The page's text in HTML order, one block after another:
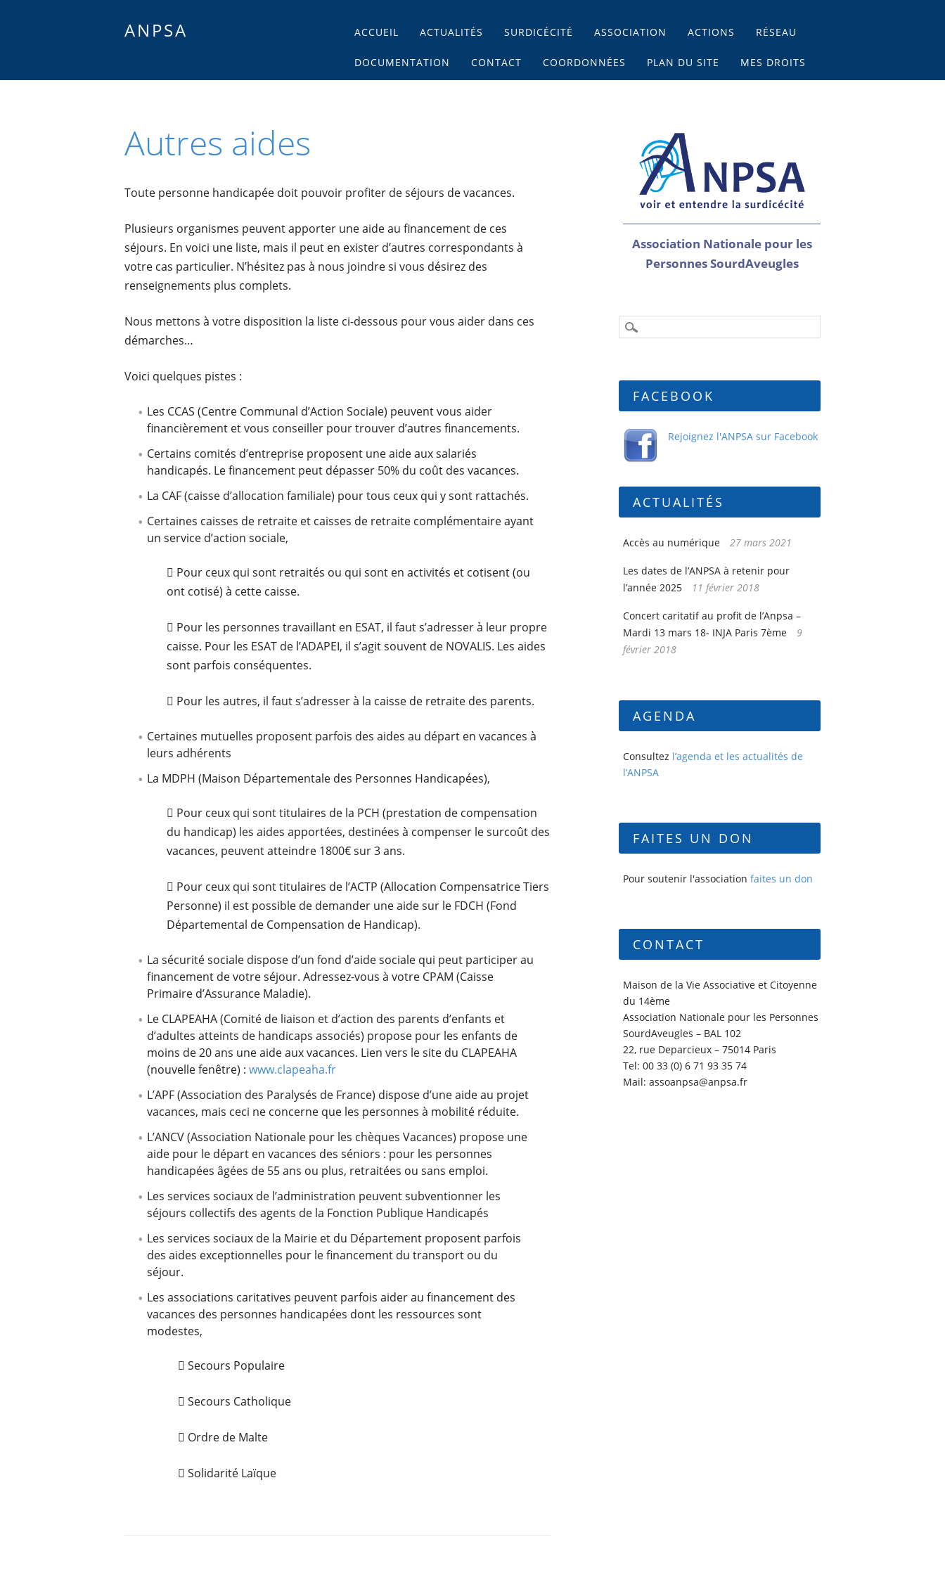
ANPSA Main menu
Skip
content
ACCUEIL ACTUALITÉS SURDICÉCITÉ ASSOCIATION ACTIONS RÉSEAU
DOCUMENTATION CONTACT COORDONNÉES PLAN DU SITE MES DROITS
Autres aides
Toute personne handicapée doit pouvoir profiter de séjours de vacances.
Plusieurs organismes peuvent apporter une aide au financement de ces
séjours. En voici une liste, mais il peut en exister d’autres correspondants à
votre cas particulier. N’hésitez pas à nous joindre si vous désirez des
renseignements plus complets.
Nous mettons à votre disposition la liste ci-dessous pour vous aider dans ces
démarches…
Voici quelques pistes :
Les CCAS (Centre Communal d’Action Sociale) peuvent vous aider
financièrement et vous conseiller pour trouver d’autres financements.
Certains comités d’entreprise proposent une aide aux salariés
handicapés. Le financement peut dépasser 50% du coût des vacances.
La CAF (caisse d’allocation familiale) pour tous ceux qui y sont rattachés.
Certaines caisses de retraite et caisses de retraite complémentaire ayant
un service d’action sociale,
 Pour ceux qui sont retraités ou qui sont en activités et cotisent (ou
ont cotisé) à cette caisse.
 Pour les personnes travaillant en ESAT, il faut s’adresser à leur propre
caisse. Pour les ESAT de l’ADAPEI, il s’agit souvent de NOVALIS. Les aides
sont parfois conséquentes.
 Pour les autres, il faut s’adresser à la caisse de retraite des parents.
Certaines mutuelles proposent parfois des aides au départ en vacances à
leurs adhérents
La MDPH (Maison Départementale des Personnes Handicapées),
 Pour ceux qui sont titulaires de la PCH (prestation de compensation
du handicap) les aides apportées, destinées à compenser le surcoût des
vacances, peuvent atteindre 1800€ sur 3 ans.
 Pour ceux qui sont titulaires de l’ACTP (Allocation Compensatrice Tiers
Personne) il est possible de demander une aide sur le FDCH (Fond
Départemental de Compensation de Handicap).
La sécurité sociale dispose d’un fond d’aide sociale qui peut participer au
financement de votre séjour. Adressez-vous à votre CPAM (Caisse
Primaire d’Assurance Maladie).
Le CLAPEAHA (Comité de liaison et d’action des parents d’enfants et
d’adultes atteints de handicaps associés) propose pour les enfants de
moins de 20 ans une aide aux vacances. Lien vers le site du CLAPEAHA
(nouvelle fenêtre) : www.clapeaha.fr
L’APF (Association des Paralysés de France) dispose d’une aide au projet
vacances, mais ceci ne concerne que les personnes à mobilité réduite.
L’ANCV (Association Nationale pour les chèques Vacances) propose une
aide pour le départ en vacances des séniors : pour les personnes
handicapées âgées de 55 ans ou plus, retraitées ou sans emploi.
Les services sociaux de l’administration peuvent subventionner les
séjours collectifs des agents de la Fonction Publique Handicapés
Les services sociaux de la Mairie et du Département proposent parfois
des aides exceptionnelles pour le financement du transport ou du
séjour.
Les associations caritatives peuvent parfois aider au financement des
vacances des personnes handicapées dont les ressources sont
modestes,
 Secours Populaire
 Secours Catholique
 Ordre de Malte
 Solidarité Laïque
Association Nationale pour les
Personnes SourdAveugles
FACEBOOK
Rejoignez l'ANPSA sur Facebook
ACTUALITÉS
Accès au numérique 27 mars 2021
Les dates de l’ANPSA à retenir pour
l’année 2025
11 février 2018
Concert caritatif au profit de l’Anpsa –
Mardi 13 mars 18- INJA Paris 7ème
9
février 2018
AGENDA
Consultez l’agenda et les actualités de
l’ANPSA
FAITES UN DON
Pour soutenir l'association faites un don
CONTACT
Maison de la Vie Associative et Citoyenne
du 14ème
Association Nationale pour les Personnes
SourdAveugles – BAL 102
22, rue Deparcieux – 75014 Paris
Tel: 00 33 (0) 6 71 93 35 74
Mail: assoanpsa@anpsa.fr